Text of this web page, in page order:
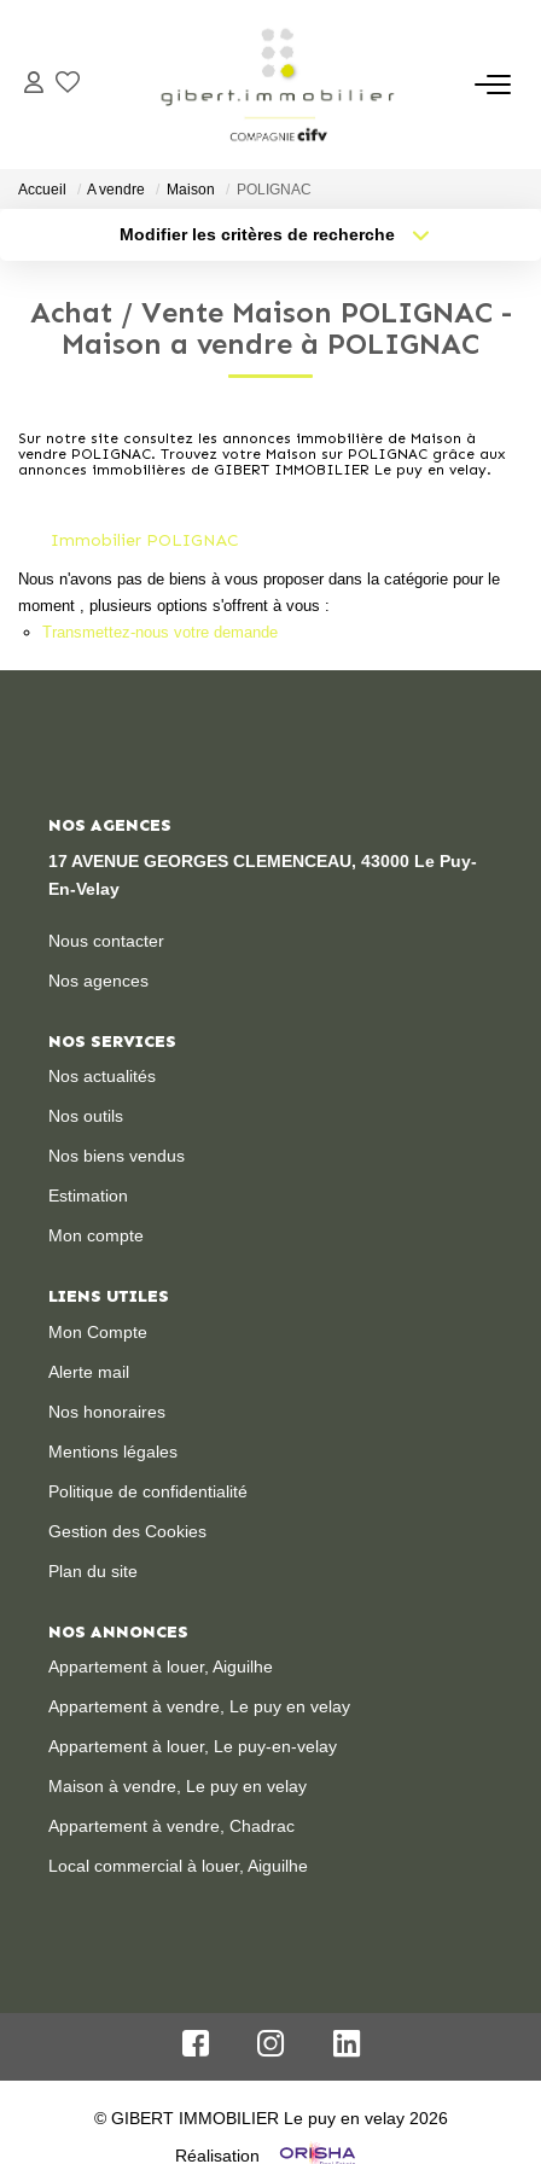
ACHETER
Maisons
Parkings
Immeubles
Terrains
LOUER
Maisons
Dossier De Candidature
NOTRE AGENCE
Accueil A vendre Maison POLIGNAC
Modifier les critères de recherche
Sélectionnez...
Type de bien
Nb pièces min.
Créer une alerte
Achat / Vente Maison POLIGNAC -
Maison a vendre à POLIGNAC
Sur notre site consultez les annonces immobilière de Maison à
vendre POLIGNAC. Trouvez votre Maison sur POLIGNAC grâce aux
annonces immobilières de GIBERT IMMOBILIER Le puy en velay.
Immobilier POLIGNAC
Nous n'avons pas de biens à vous proposer dans la catégorie pour le
moment , plusieurs options s'offrent à vous :
Transmettez-nous votre demande
NOS AGENCES
17 AVENUE GEORGES CLEMENCEAU, 43000 Le Puy-
En-Velay
Nous contacter
Nos agences
NOS SERVICES
Nos actualités
Nos outils
Nos biens vendus
Estimation
Mon compte
LIENS UTILES
Mon Compte
Alerte mail
Nos honoraires
Mentions légales
Politique de confidentialité
Gestion des Cookies
Plan du site
NOS ANNONCES
Appartement à louer, Aiguilhe
Appartement à vendre, Le puy en velay
Appartement à louer, Le puy-en-velay
Maison à vendre, Le puy en velay
Appartement à vendre, Chadrac
Local commercial à louer, Aiguilhe
© GIBERT IMMOBILIER Le puy en velay 2026
Réalisation